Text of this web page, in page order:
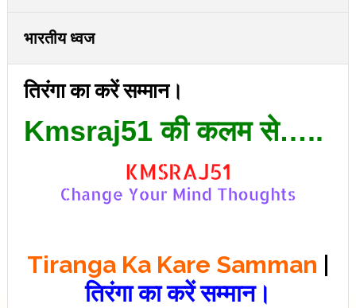
भारतीय ध्वज
तिरंगा का करें सम्मान।
Kmsraj51 की कलम से…..
Tiranga Ka Kare Samman
तिरंगा का करें सम्मान।